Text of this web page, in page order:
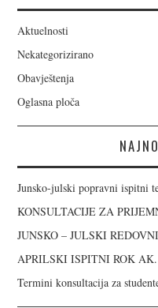
Aktuelnosti
Nekategorizirano
Obavještenja
Oglasna ploča
Junsko-julski popravni ispitni
KONSULTACIJE ZA
JUNSKO – JULSKI
APRILSKI ISPITNI ROK AK.
Termini konsultacija za